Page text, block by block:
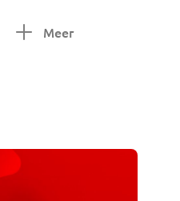
Meer